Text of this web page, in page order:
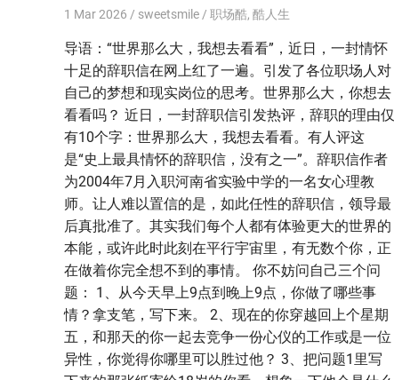
1 Mar 2026 sweetsmile 职场酷, 酷人生
导语：“世界那么大，我想去看看”，近日，一封情怀
十足的辞职信在网上红了一遍。引发了各位职场人对
自己的梦想和现实岗位的思考。世界那么大，你想去
看看吗？ 近日，一封辞职信引发热评，辞职的理由仅
有10个字：世界那么大，我想去看看。有人评这
是“史上最具情怀的辞职信，没有之一”。辞职信作者
为2004年7月入职河南省实验中学的一名女心理教
师。让人难以置信的是，如此任性的辞职信，领导最
后真批准了。其实我们每个人都有体验更大的世界的
本能，或许此时此刻在平行宇宙里，有无数个你，正
在做着你完全想不到的事情。 你不妨问自己三个问
题： 1、从今天早上9点到晚上9点，你做了哪些事
情？拿支笔，写下来。 2、现在的你穿越回上个星期
五，和那天的你一起去竞争一份心仪的工作或是一位
异性，你觉得你哪里可以胜过他？ 3、把问题1里写